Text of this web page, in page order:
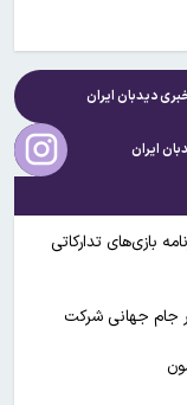
خبریدیدبان ایران
ایران
بازی‌های تدارکاتی
جام جهانی شرکت